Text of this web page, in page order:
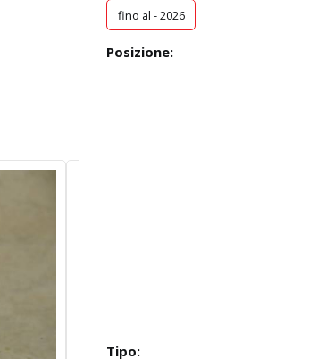
fino al - 2026
Posizione:
Tipo: